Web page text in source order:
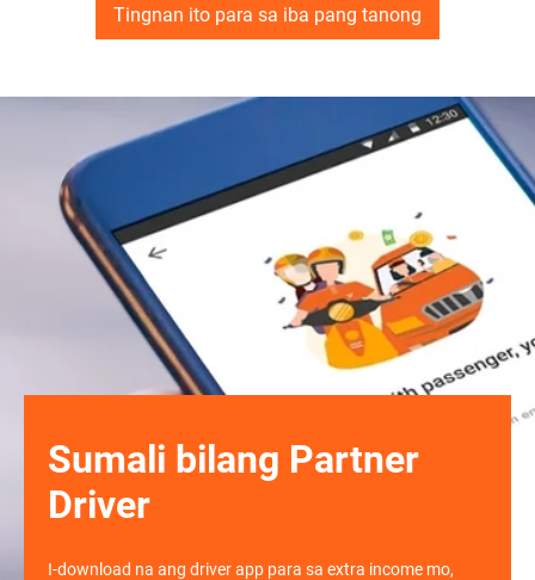
Tingnan ito para sa iba pang tanong
Sumali bilang Partner
Driver
I-download na ang driver app para sa extra income mo,